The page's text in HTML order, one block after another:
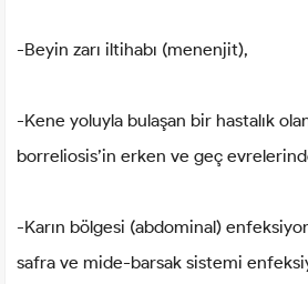
-Beyin zarı iltihabı (menenjit),
-Kene yoluyla bulaşan bir hastalık
borreliosis’in erken ve geç
-Karın bölgesi (abdominal)
safra ve mide-barsak sistemi